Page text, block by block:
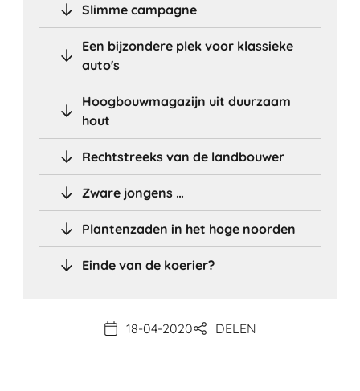
Slimme campagne
Een bijzondere plek voor klassieke
auto's
Hoogbouwmagazijn uit duurzaam
hout
Rechtstreeks van de landbouwer
Zware jongens …
Plantenzaden in het hoge noorden
Einde van de koerier?
18-04-2020 DELEN